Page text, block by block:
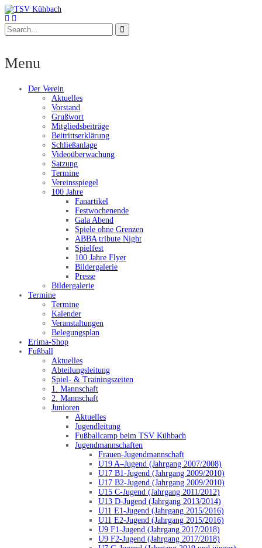
Menu
Der Verein
Aktuelles
Vorstand
Grußwort
Mitgliedsbeiträge
Beitrittserklärung
Schließanlage
Videoüberwachung
Satzung
Termine
Vereinsspiegel
100 Jahre
Fanartikel
Festwochenende
Gala Abend
Spiele ohne Grenzen
ABBA tribute Night
Spielfest
100 Jahre Flyer
Bildergalerie
Presse
Bildergalerie
Termine
Termine
Kalender
Veranstaltungen
Belegungsplan
Erima-Shop
Fußball
Aktuelles
Abteilungsleitung
Spiel- & Trainingszeiten
1. Mannschaft
2. Mannschaft
Junioren
Aktuelles
Jugendleitung
Fußballcamp beim TSV Kühbach
Jugendmannschaften
Frauen-Jugendmannschaft
U19 A–Jugend (Jahrgang 2007/2008)
U17 B1-Jugend (Jahrgang 2009/2010)
U17 B2-Jugend (Jahrgang 2009/2010)
U15 C-Jugend (Jahrgang 2011/2012)
U13 D-Jugend (Jahrgang 2013/2014)
U11 E1-Jugend (Jahrgang 2015/2016)
U11 E2-Jugend (Jahrgang 2015/2016)
U9 F1-Jugend (Jahrgang 2017/2018)
U9 F2-Jugend (Jahrgang 2017/2018)